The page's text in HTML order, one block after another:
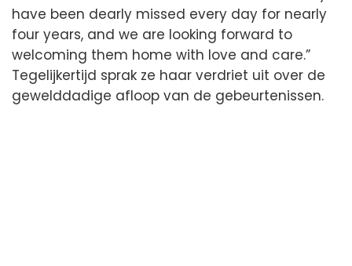
have been dearly missed every day for nearly
four years, and we are looking forward to
welcoming them home with love and care.”
Tegelijkertijd sprak ze haar verdriet uit over de
gewelddadige afloop van de gebeurtenissen.